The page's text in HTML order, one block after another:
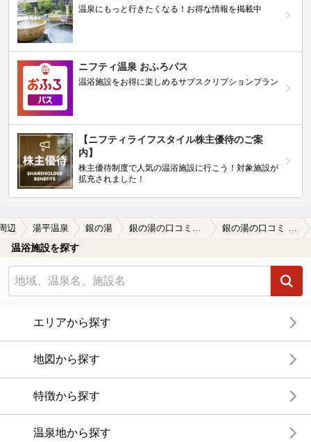
温泉にもっと行きたくなる！お得な情報を掲載中
ニフティ温泉 おふろパス
温浴施設をお得に楽しめるサブスクリプションプラン
【ニフティライフスタイル株主優待のご案
内】
株主優待制度で人気の温浴施設に行こう！対象施設が
拡充されました！
辺 湯平温泉 銀の湯 銀の湯の口コミ一覧 銀の湯の口コミ 名前の由来は銀粉？
温浴施設を探す
エリアから探す
地図から探す
特徴から探す
温泉地から探す